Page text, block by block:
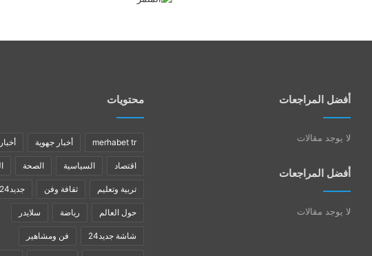
أفضل المراجعات
لا يوجد مقالات
أفضل المراجعات
لا يوجد مقالات
محتويات
merhabet tr أخبار جهوية
اقتصاد السياسية الصحة
تربية وتعليم ثقافة وفن جديد24
حول العالم رياضة سلايدر
شاشة جديد24 فن ومشاهير